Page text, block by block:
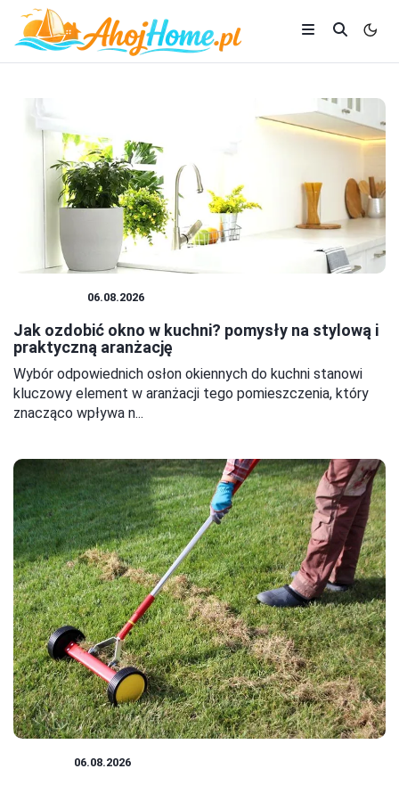
06.08.2026
Jak ozdobić okno w kuchni? pomysły na stylową i
praktyczną aranżację
Wybór odpowiednich osłon okiennych do kuchni stanowi
kluczowy element w aranżacji tego pomieszczenia, który
znacząco wpływa n...
06.08.2026